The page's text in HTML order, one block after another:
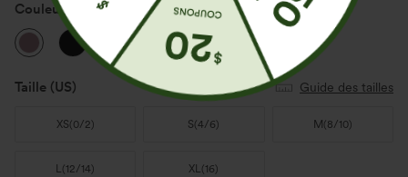
Couleur Nostalgia Rose
Taille (US) Guide des tailles
XS(0/2) S(4/6) M (8/10)
L(12/14) XL(16)